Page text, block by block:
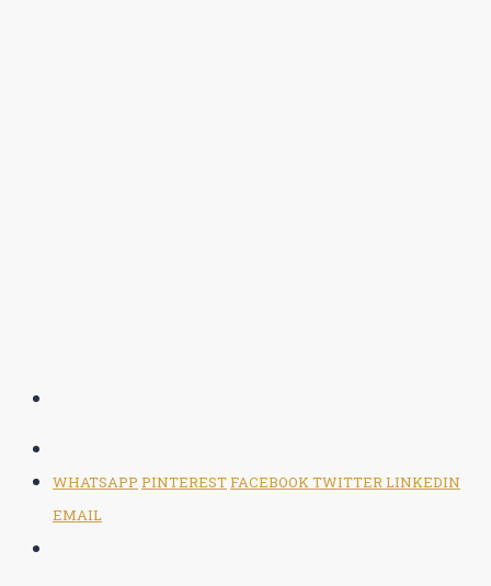
WHATSAPP PINTERESTFACEBOOKTWITTERLINKEDIN
EMAIL